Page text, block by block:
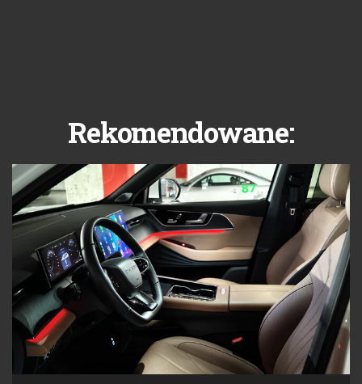
Rekomendowane: